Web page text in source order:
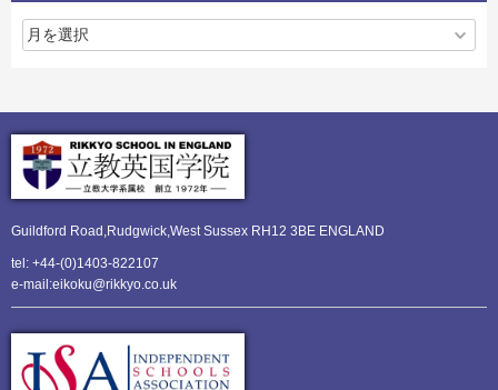
Guildford Road,Rudgwick,West Sussex RH12 3BE ENGLAND
tel: +44-(0)1403-822107
e-mail:eikoku@rikkyo.co.uk